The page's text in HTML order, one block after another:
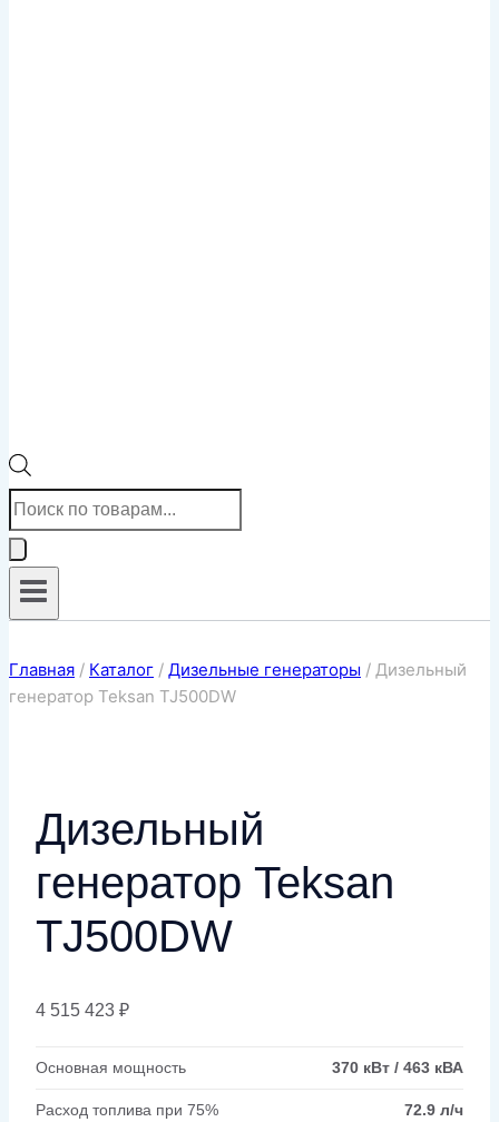
Поиск
товаров
Главная / Каталог / Дизельные генераторы / Дизельный
генератор Teksan TJ500DW
Дизельный
генератор Teksan
TJ500DW
4 515 423 ₽
Основная мощность 370 кВт / 463 кВА
Расход топлива при 75% 72.9 л/ч